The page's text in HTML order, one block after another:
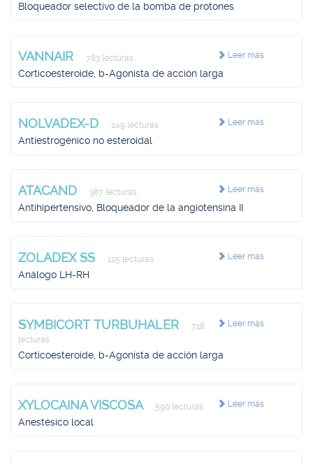
Bloqueador selectivo de la bomba de protones
Leer más
VANNAIR 783 lecturas
Corticoesteroide, b-Agonista de acción larga
Leer más
NOLVADEX-D 249 lecturas
Antiestrogénico no esteroidal
Leer más
ATACAND 387 lecturas
Antihipertensivo, Bloqueador de la angiotensina II
Leer más
ZOLADEX SS 125 lecturas
Análogo LH-RH
Leer más
SYMBICORT TURBUHALER
718
lecturas
Corticoesteroide, b-Agonista de acción larga
Leer más
XYLOCAINA VISCOSA 590 lecturas
Anestésico local